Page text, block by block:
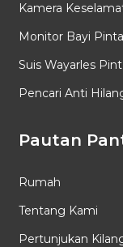
Kamera
Monitor Bayi
Suis Wayarles
Pencari Anti
Pautan
Rumah
Tentang Kami
Pertunjukan